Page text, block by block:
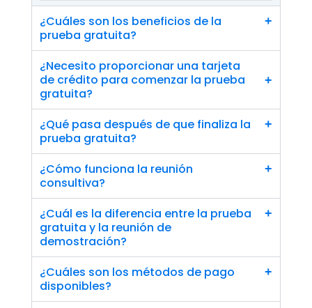
¿Cuáles son los beneficios de la
prueba gratuita?
+
¿Necesito proporcionar una tarjeta
de crédito para comenzar la prueba
gratuita?
+
¿Qué pasa después de que finaliza la
prueba gratuita?
+
¿Cómo funciona la reunión
consultiva?
+
¿Cuál es la diferencia entre la prueba
gratuita y la reunión de
demostración?
+
¿Cuáles son los métodos de pago
disponibles?
+